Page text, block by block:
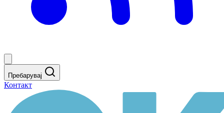
Пребарувај
Контакт